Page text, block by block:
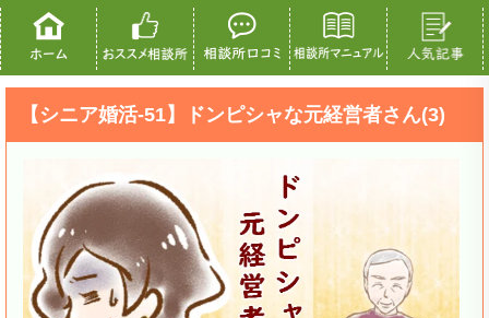
【シニア婚活-51】ドンピシャな元経営者さん(3)